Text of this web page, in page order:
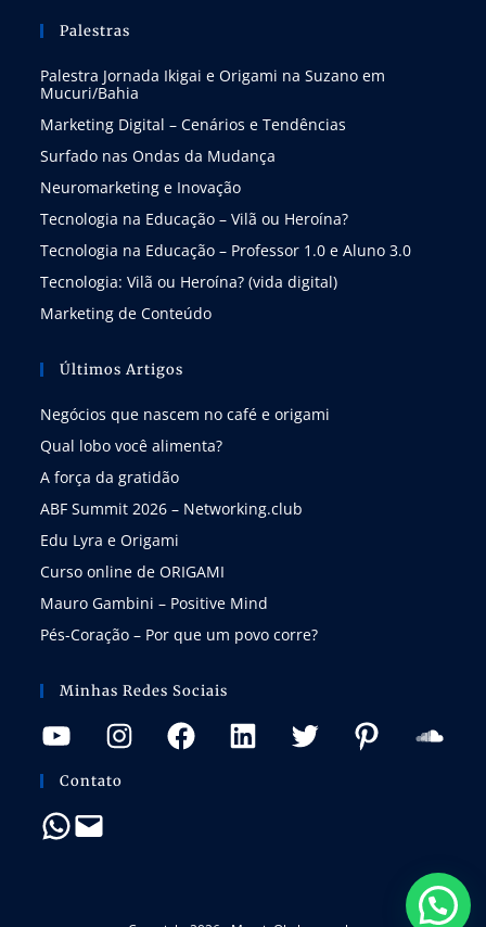
Palestras
Palestra Jornada Ikigai e Origami na Suzano em
Mucuri/Bahia
Marketing Digital – Cenários e Tendências
Surfado nas Ondas da Mudança
Neuromarketing e Inovação
Tecnologia na Educação – Vilã ou Heroína?
Tecnologia na Educação – Professor 1.0 e Aluno 3.0
Tecnologia: Vilã ou Heroína? (vida digital)
Marketing de Conteúdo
Últimos Artigos
Negócios que nascem no café e origami
Qual lobo você alimenta?
A força da gratidão
ABF Summit 2026 – Networking.club
Edu Lyra e Origami
Curso online de ORIGAMI
Mauro Gambini – Positive Mind
Pés-Coração – Por que um povo corre?
Minhas Redes Sociais
Contato